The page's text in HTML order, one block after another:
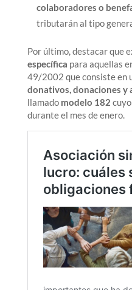
colaboradores o
tributarán al tipo
Por último, destacar que
específica para aquellas
49/2002 que consiste en
donativos, donaciones y
llamado modelo 182
durante el mes de enero.